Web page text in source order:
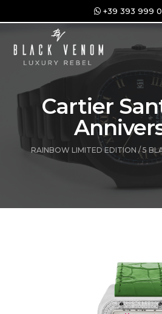
+39 393 999
Cartier
RAINBOW LIMITED EDITION / 5